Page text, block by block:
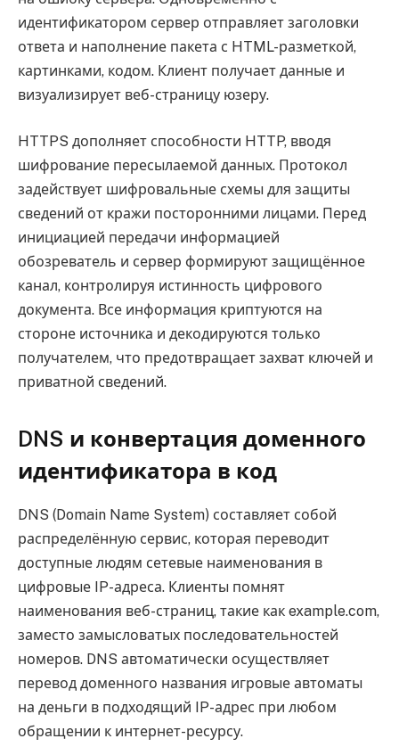
идентификатором сервер отправляет заголовки
ответа и наполнение пакета с HTML-разметкой,
картинками, кодом. Клиент получает данные и
визуализирует веб-страницу юзеру.
HTTPS дополняет способности HTTP, вводя
шифрование пересылаемой данных. Протокол
задействует шифровальные схемы для защиты
сведений от кражи посторонними лицами. Перед
инициацией передачи информацией
обозреватель и сервер формируют защищённое
канал, контролируя истинность цифрового
документа. Все информация криптуются на
стороне источника и декодируются только
получателем, что предотвращает захват ключей и
приватной сведений.
DNS и конвертация доменного
идентификатора в код
DNS (Domain Name System) составляет собой
распределённую сервис, которая переводит
доступные людям сетевые наименования в
цифровые IP-адреса. Клиенты помнят
наименования веб-страниц, такие как example.com,
заместо замысловатых последовательностей
номеров. DNS автоматически осуществляет
перевод доменного названия игровые автоматы
на деньги в подходящий IP-адрес при любом
обращении к интернет-ресурсу.